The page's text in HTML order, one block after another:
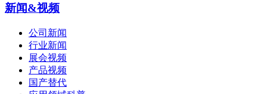
新闻&视频
公司新闻
行业新闻
展会视频
产品视频
国产替代